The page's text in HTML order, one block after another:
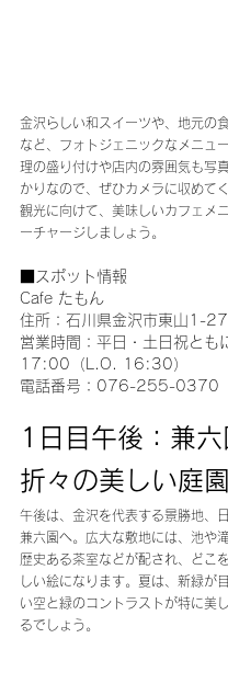
金沢らしい和スイーツや、地元の
など、フォトジェニックなメニュ
理の盛り付けや店内の雰囲気も写
かりなので、ぜひカメラに収めて
観光に向けて、美味しいカフェメ
ーチャージしましょう。
■スポット情報
Cafe たもん
住所：石川県金沢市東山1-
営業時間：平日・土日祝と
17:00（L.O. 16:30）
電話番号：076-255-0370
1日目午後：兼
折々の美しい庭
午後は、金沢を代表する景勝地、
兼六園へ。広大な敷地には、池や
歴史ある茶室などが配され、どこ
しい絵になります。夏は、新緑が
い空と緑のコントラストが特に美
るでしょう。